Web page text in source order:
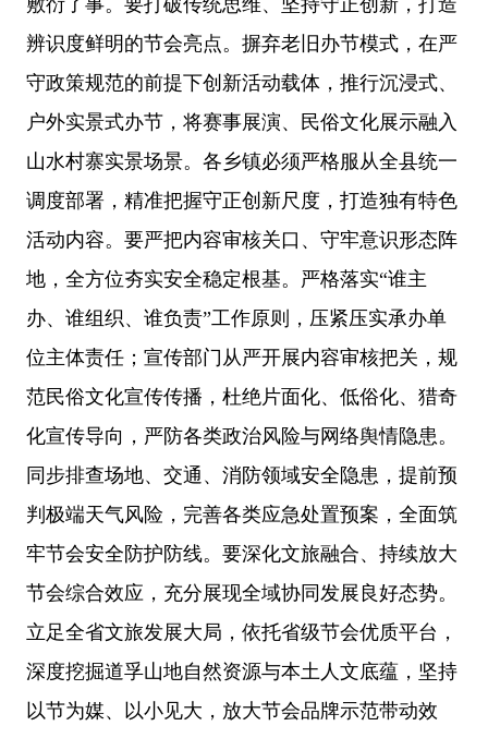
敷衍了事。 要打破传统思维、坚持守正创新，打造
辨识度鲜明的节会亮点。 摒弃老旧办节模式，在严
守政策规范的前提下创新活动载体，推行沉浸式、
户外实景式办节，将赛事展演、民俗文化展示融入
山水村寨实景场景。各乡镇必须严格服从全县统一
调度部署，精准把握守正创新尺度，打造独有特色
活动内容。 要严把内容审核关口、守牢意识形态阵
地，全方位夯实安全稳定根基。 严格落实“谁主
办、谁组织、谁负责”工作原则，压紧压实承办单
位主体责任；宣传部门从严开展内容审核把关，规
范民俗文化宣传传播，杜绝片面化、低俗化、猎奇
化宣传导向，严防各类政治风险与网络舆情隐患。
同步排查场地、交通、消防领域安全隐患，提前预
判极端天气风险，完善各类应急处置预案，全面筑
牢节会安全防护防线。 要深化文旅融合、持续放大
节会综合效应，充分展现全域协同发展良好态势。
立足全省文旅发展大局，依托省级节会优质平台，
深度挖掘道孚山地自然资源与本土人文底蕴，坚持
以节为媒、以小见大，放大节会品牌示范带动效